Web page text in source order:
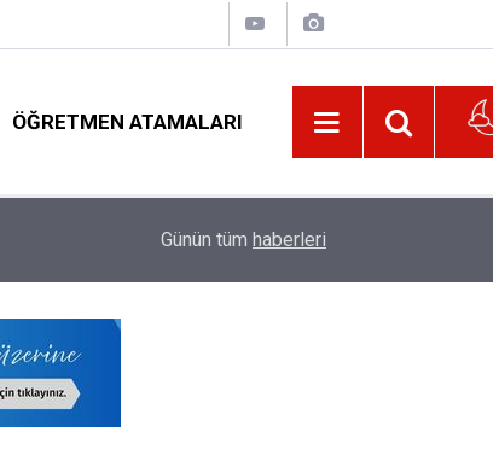
ÖĞRETMEN ATAMALARI
MEB, 2026-2027 Eğitim Yılı Kayıtlarında Yeni
Günün tüm haberleri